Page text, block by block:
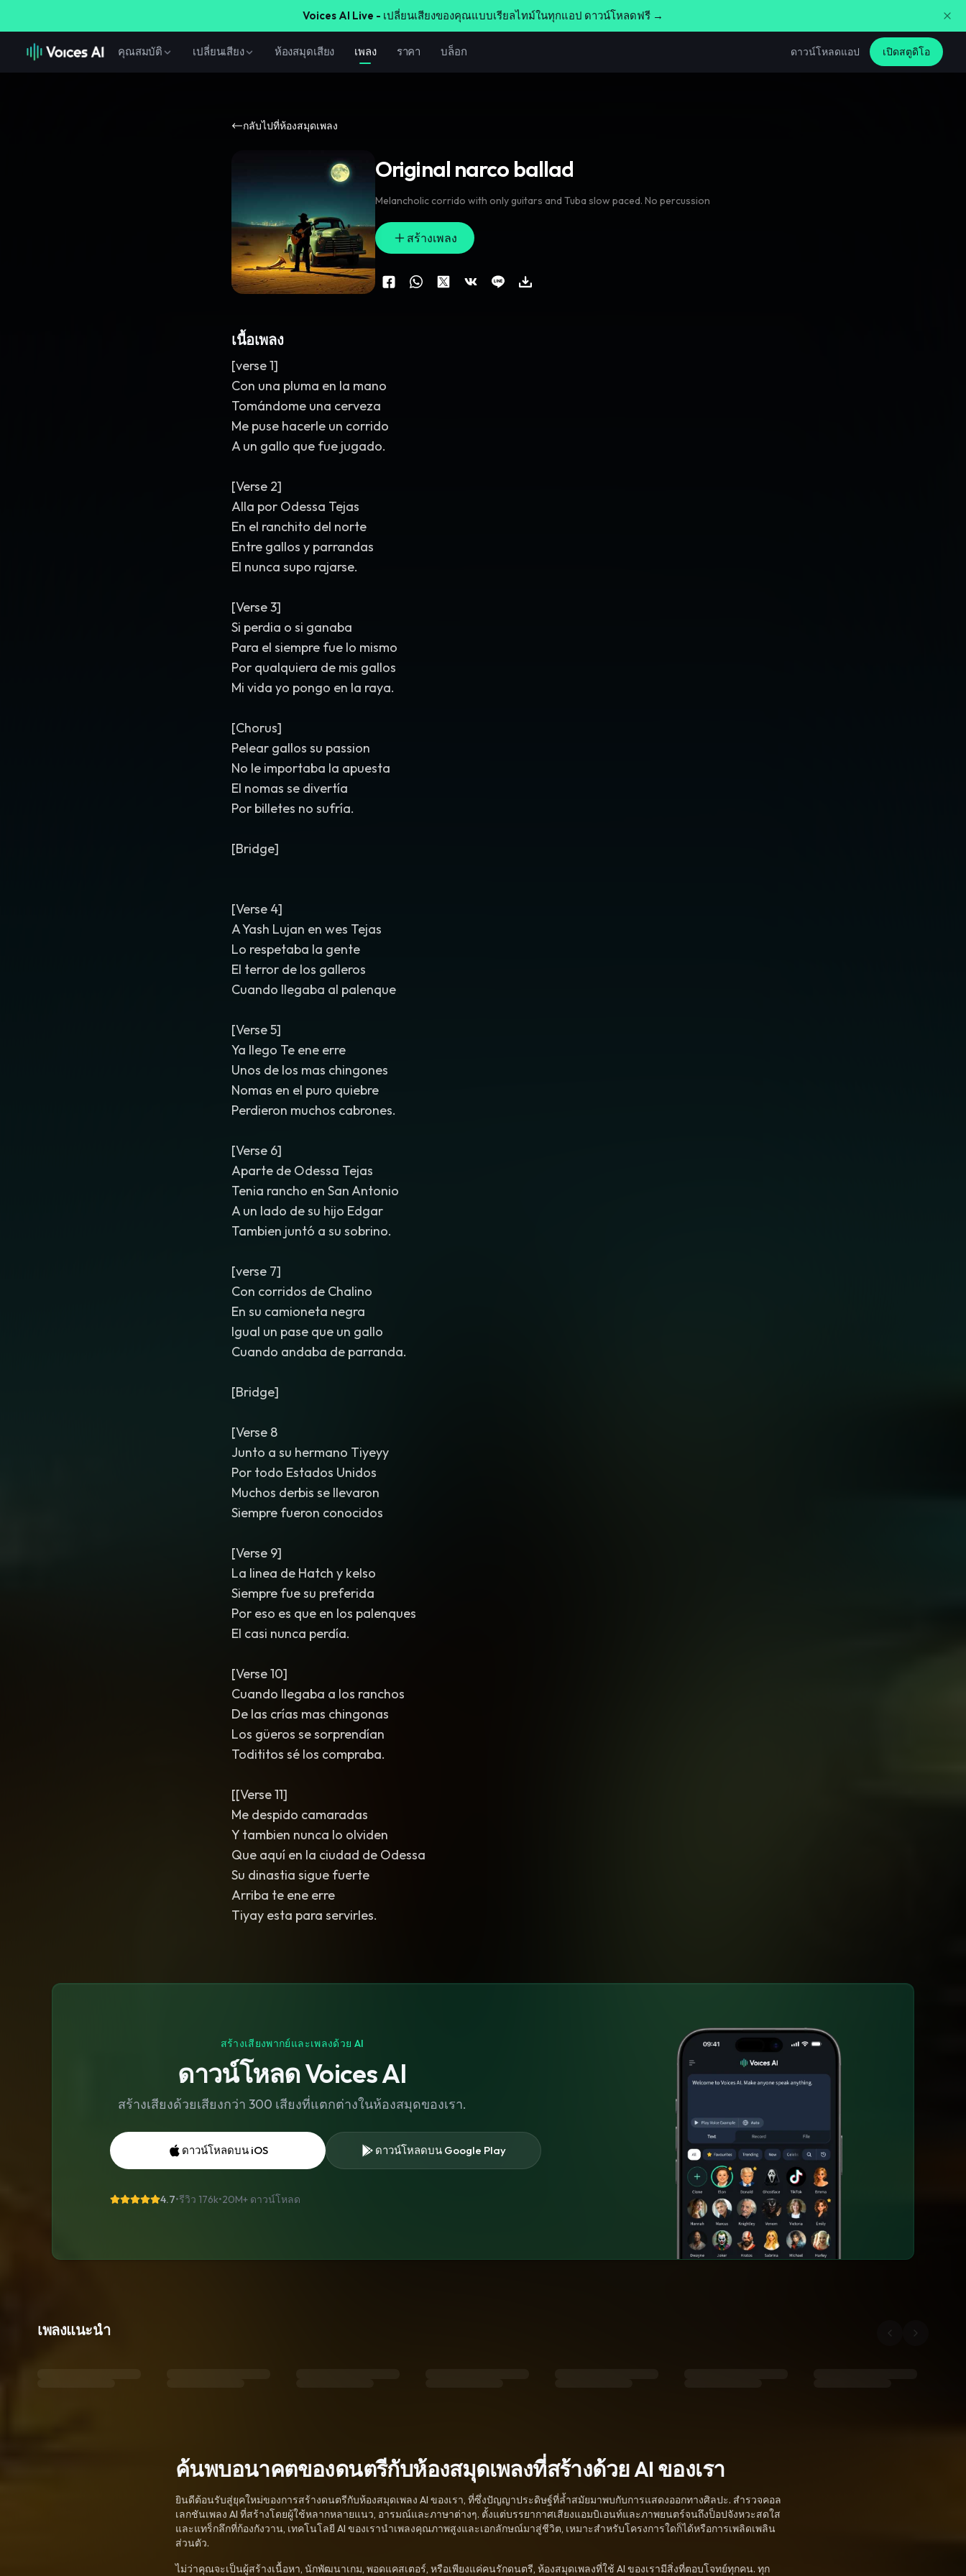
Voices AI Live - เปลี่ยนเสียงของคุณแบบเรียลไทม์ในทุกแอป ดาวน์โหลดฟรี →
คุณสมบัติ เปลี่ยนเสียง ห้องสมุดเสียง เพลง ราคา บล็อก ดาวน์โหลดแอป เปิดสตูดิโอ
กลับไปที่ห้องสมุดเพลง
Original narco ballad
Melancholic corrido with only guitars and Tuba slow paced. No percussion
สร้างเพลง
เนื้อเพลง
[verse 1]
Con una pluma en la mano
Tomándome una cerveza
Me puse hacerle un corrido
A un gallo que fue jugado.
[Verse 2]
Alla por Odessa Tejas
En el ranchito del norte
Entre gallos y parrandas
El nunca supo rajarse.
[Verse 3]
Si perdia o si ganaba
Para el siempre fue lo mismo
Por qualquiera de mis gallos
Mi vida yo pongo en la raya.
[Chorus]
Pelear gallos su passion
No le importaba la apuesta
El nomas se divertía
Por billetes no sufría.
[Bridge]
[Verse 4]
A Yash Lujan en wes Tejas
Lo respetaba la gente
El terror de los galleros
Cuando llegaba al palenque
[Verse 5]
Ya llego Te ene erre
Unos de los mas chingones
Nomas en el puro quiebre
Perdieron muchos cabrones.
[Verse 6]
Aparte de Odessa Tejas
Tenia rancho en San Antonio
A un lado de su hijo Edgar
Tambien juntó a su sobrino.
[verse 7]
Con corridos de Chalino
En su camioneta negra
Igual un pase que un gallo
Cuando andaba de parranda.
[Bridge]
[Verse 8
Junto a su hermano Tiyeyy
Por todo Estados Unidos
Muchos derbis se llevaron
Siempre fueron conocidos
[Verse 9]
La linea de Hatch y kelso
Siempre fue su preferida
Por eso es que en los palenques
El casi nunca perdía.
[Verse 10]
Cuando llegaba a los ranchos
De las crías mas chingonas
Los güeros se sorprendían
Todititos sé los compraba.
[[Verse 11]
Me despido camaradas
Y tambien nunca lo olviden
Que aquí en la ciudad de Odessa
Su dinastia sigue fuerte
Arriba te ene erre
Tiyay esta para servirles.
สร้างเสียงพากย์และเพลงด้วย AI
ดาวน์โหลด Voices AI
สร้างเสียงด้วยเสียงกว่า 300 เสียงที่แตกต่างในห้องสมุดของเรา.
ดาวน์โหลดบน iOS ดาวน์โหลดบน Google Play
4.7•รีวิว 176k•20M+ ดาวน์โหลด
เพลงแนะนำ
ค้นพบอนาคตของดนตรีกับห้องสมุดเพลงที่สร้างด้วย AI ของเรา
ยินดีต้อนรับสู่ยุคใหม่ของการสร้างดนตรีกับห้องสมุดเพลง AI ของเรา, ที่ซึ่งปัญญาประดิษฐ์ที่ล้ำสมัยมาพบกับการแสดงออกทางศิลปะ. สำรวจคอล
เลกชันเพลง AI ที่สร้างโดยผู้ใช้หลากหลายแนว, อารมณ์และภาษาต่างๆ. ตั้งแต่บรรยากาศเสียงแอมบิเอนท์และภาพยนตร์จนถึงป็อปจังหวะสดใส
และแทร็กลึกที่ก้องกังวาน, เทคโนโลยี AI ของเรานำเพลงคุณภาพสูงและเอกลักษณ์มาสู่ชีวิต, เหมาะสำหรับโครงการใดก็ได้หรือการเพลิดเพลิน
ส่วนตัว.
ไม่ว่าคุณจะเป็นผู้สร้างเนื้อหา, นักพัฒนาเกม, พอดแคสเตอร์, หรือเพียงแค่คนรักดนตรี, ห้องสมุดเพลงที่ใช้ AI ของเรามีสิ่งที่ตอบโจทย์ทุกคน. ทุก